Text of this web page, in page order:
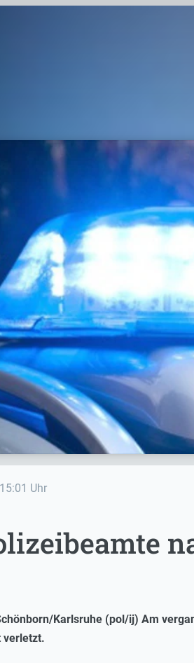
Uhr
Karlsruhe (pol/ij) Am
verletzt.